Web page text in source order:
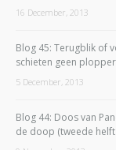
16 December, 2013
Blog 45: Terugblik of
schieten geen
5 December, 2013
Blog 44: Doos van
de doop (tweede